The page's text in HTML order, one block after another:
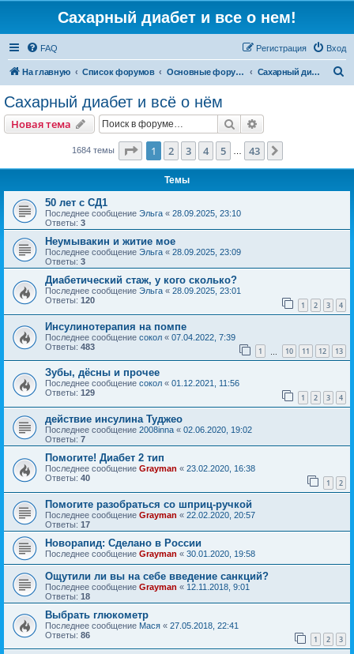
Сахарный диабет и все о нем!
FAQ Вход
Регистрация
На главную Список форумов Основные форумы Сахарный диабет и всё о нём
Сахарный диабет и всё о нём
Новая тема Поиск
1684 темы Страница из 43
1 2 3 4 5 43
Темы
50 лет с СД1
Последнее сообщение Эльга « 28.09.2025, 23:10
Ответы: 3
Неумывакин и житие мое
Последнее сообщение Эльга « 28.09.2025, 23:09
Ответы: 3
Диабетический стаж, у кого сколько?
Последнее сообщение Эльга « 28.09.2025, 23:01
Ответы: 120 1 2 3 4
Инсулинотерапия на помпе
Последнее сообщение сокол « 07.04.2022, 7:39
Ответы: 483 1 10 11 12 13
Зубы, дёсны и прочее
Последнее сообщение сокол « 01.12.2021, 11:56
Ответы: 129 1 2 3 4
действие инсулина Туджео
Последнее сообщение 2008inna « 02.06.2020, 19:02
Ответы: 7
Помогите! Диабет 2 тип
Последнее сообщение Grayman « 23.02.2020, 16:38
Ответы: 40 1 2
Помогите разобраться со шприц-ручкой
Последнее сообщение Grayman « 22.02.2020, 20:57
Ответы: 17
Новорапид: Сделано в России
Последнее сообщение Grayman « 30.01.2020, 19:58
Ощутили ли вы на себе введение санкций?
Последнее сообщение Grayman « 12.11.2018, 9:01
Ответы: 18
Выбрать глюкометр
Последнее сообщение Мася « 27.05.2018, 22:41
Ответы: 86 1 2 3